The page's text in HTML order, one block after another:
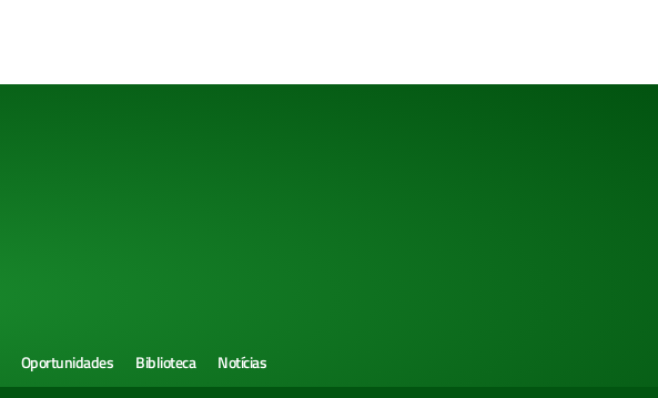
Oportunidades Biblioteca Notícias